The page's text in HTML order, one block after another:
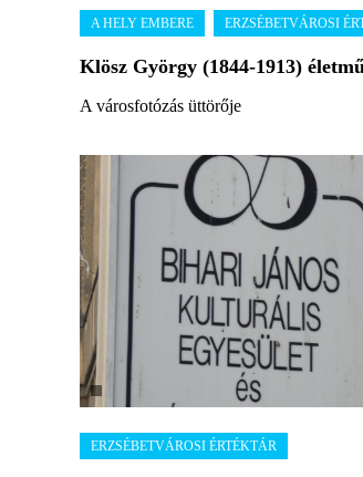
Klösz György (1844-1913)
A városfotózás üttörője